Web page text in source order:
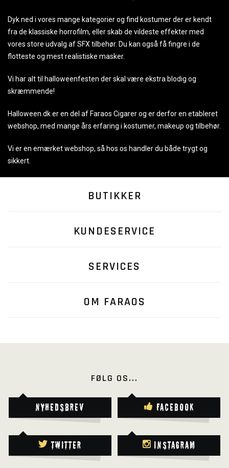
Dyk ned i vores mange kategorier og find kostumer der er kendt
fra de klassiske horrofilm, eller skab de vildeste effekter med
vores store udvalg af SFX tilbehør. Du kan også få fingre i de
flotteste og mest realistiske masker.
Vi har alt til halloweenfesten der skal være ekstra blodig og
skræmmende!
Halloween.dk er en del af Faraos Cigarer og er derfor en etableret
webshop, med mange års erfaring i kostumer, makeup og tilbehør.
Vi er en emærket webshop, så hos os handler du både trygt og
sikkert.
BUTIKKER
KUNDESERVICE
SERVICES
OM FARAOS
FØLG OS...
Nyhedsbrev Facebook
Twitter Instagram